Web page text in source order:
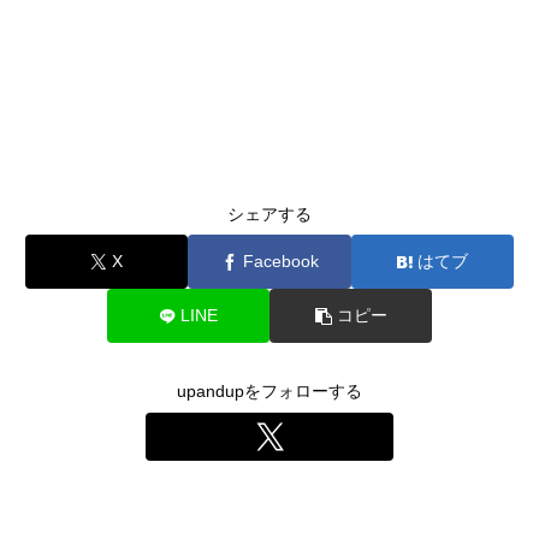
シェアする
X Facebook はてブ
LINE コピー
upandupをフォローする